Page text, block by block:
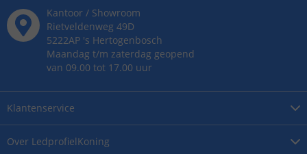
Over LedprofielKoning
Klantenservice
Kantoor / Showroom
Rietveldenweg 49D
5222AP 's Hertogenbosch
Maandag t/m zaterdag geopend
van 09.00 tot 17.00 uur